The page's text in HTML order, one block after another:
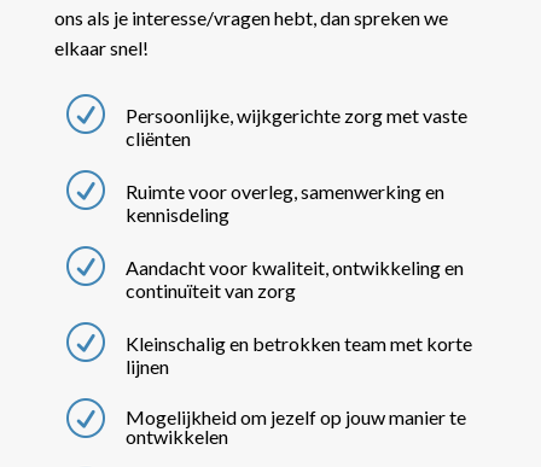
ons als je interesse/vragen hebt, dan spreken we
elkaar snel!
R
Persoonlijke, wijkgerichte zorg met vaste
cliënten
R
Ruimte voor overleg, samenwerking en
kennisdeling
R
Aandacht voor kwaliteit, ontwikkeling en
continuïteit van zorg
R
Kleinschalig en betrokken team met korte
lijnen
R
Mogelijkheid om jezelf op jouw manier te
ontwikkelen